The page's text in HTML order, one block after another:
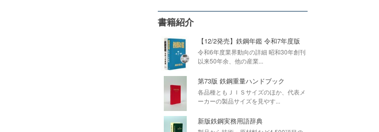
書籍紹介
【12/2発売】鉄鋼年鑑 令和7年度版
令和6年度業界動向の詳細 昭和30年創刊
以来50年余、他の産業...
第73版 鉄鋼重量ハンドブック
各品種ともＪＩＳサイズのほか、代表メ
ーカーの製品サイズを見やす...
新版鉄鋼実務用語辞典